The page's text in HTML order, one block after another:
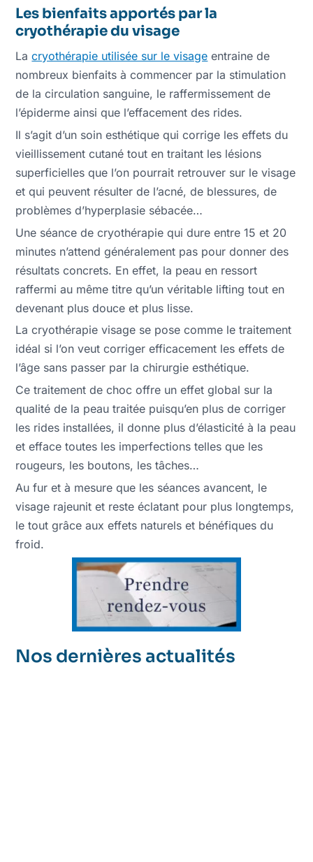
Les bienfaits apportés par la
cryothérapie du visage
Lacryothérapie utilisée sur le visage entraine de
nombreux bienfaits à commencer par la stimulation
de la circulation sanguine, le raffermissement de
l’épiderme ainsi que l’effacement des rides.
Il s’agit d’un soin esthétique qui corrige les effets du
vieillissement cutané tout en traitant les lésions
superficielles que l’on pourrait retrouver sur le visage
et qui peuvent résulter de l’acné, de blessures, de
problèmes d’hyperplasie sébacée…
Une séance de cryothérapie qui dure entre 15 et 20
minutes n’attend généralement pas pour donner des
résultats concrets. En effet, la peau en ressort
raffermi au même titre qu’un véritable lifting tout en
devenant plus douce et plus lisse.
La cryothérapie visage se pose comme le traitement
idéal si l’on veut corriger efficacement les effets de
l’âge sans passer par la chirurgie esthétique.
Ce traitement de choc offre un effet global sur la
qualité de la peau traitée puisqu’en plus de corriger
les rides installées, il donne plus d’élasticité à la peau
et efface toutes les imperfections telles que les
rougeurs, les boutons, les tâches…
Au fur et à mesure que les séances avancent, le
visage rajeunit et reste éclatant pour plus longtemps,
le tout grâce aux effets naturels et bénéfiques du
froid.
Nos dernières actualités